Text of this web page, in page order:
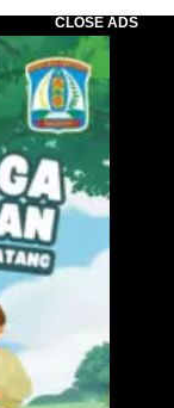
CLOSE ADS